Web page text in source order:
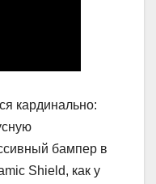
кардинально:
бампер в
Shield, как у